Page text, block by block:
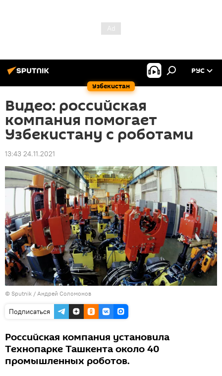
Узбекистан
РУС
Видео: российская
компания помогает
Узбекистану с роботами
13:43 24.11.2021
© Sputnik / Андрей Соломонов
Подписаться
Российская компания установила
Технопарке Ташкента около 40
промышленных роботов.